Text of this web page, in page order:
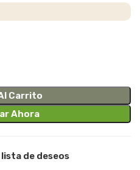
Carrito
Ahora
de deseos